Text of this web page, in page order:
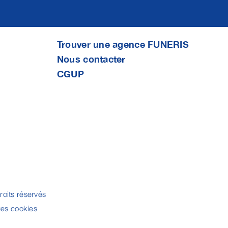
Trouver une agence FUNERIS
Nous contacter
CGUP
réservés
cookies